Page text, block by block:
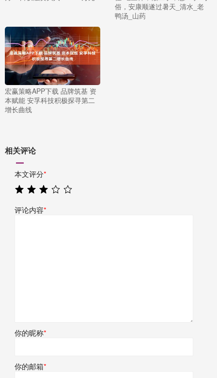
俗，安康顺遂过暑天_清水_老
鸭汤_山药
宏赢策略APP下载 品牌筑基 资
本赋能 安孚科技积极探寻第二
增长曲线
相关评论
本文评分*
评论内容*
你的昵称*
你的邮箱*